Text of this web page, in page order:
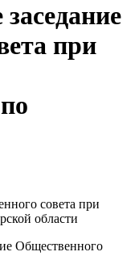
при
совета при
области
Общественного